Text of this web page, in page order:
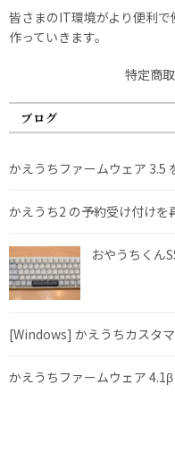
皆さまのIT環境がより便利
作っていきます。
特定商
ブログ
かえうちファームウェア 3.5
かえうち2 の予約受け付けを
おやうちくん
[Windows] かえうちカスタ
かえうちファームウェア